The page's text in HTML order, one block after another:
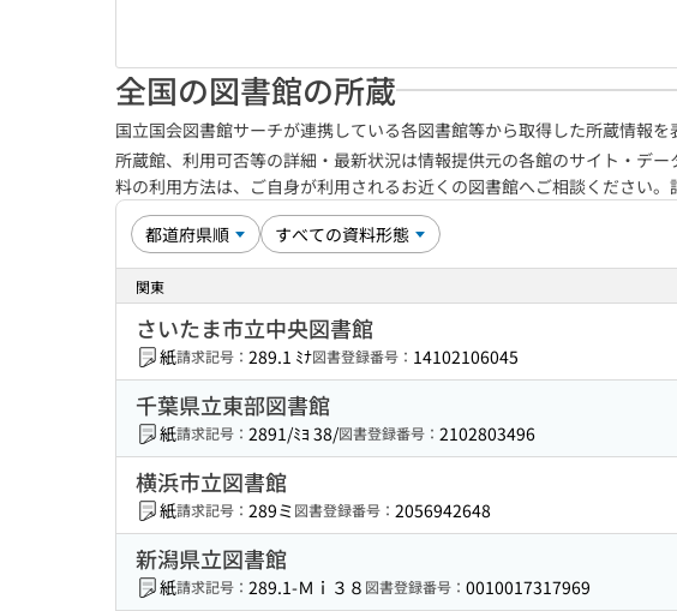
全国の図書館の所蔵
国立国会図書館サーチが連携している各図書館等から取得した所蔵情報を
所蔵館、利用可否等の詳細・最新状況は情報提供元の各館のサイト・デ
料の利用方法は、ご自身が利用されるお近くの図書館へご相談ください。
関東
さいたま市立中央図書館
紙請求記号： 289.1 ﾐﾅ図書登録番号： 14102106045
千葉県立東部図書館
紙請求記号： 2891/ﾐﾖ 38/図書登録番号： 2102803496
横浜市立図書館
紙請求記号： 289ミ図書登録番号： 2056942648
新潟県立図書館
紙請求記号： 289.1-Ｍｉ３８ 図書登録番号： 0010017317969